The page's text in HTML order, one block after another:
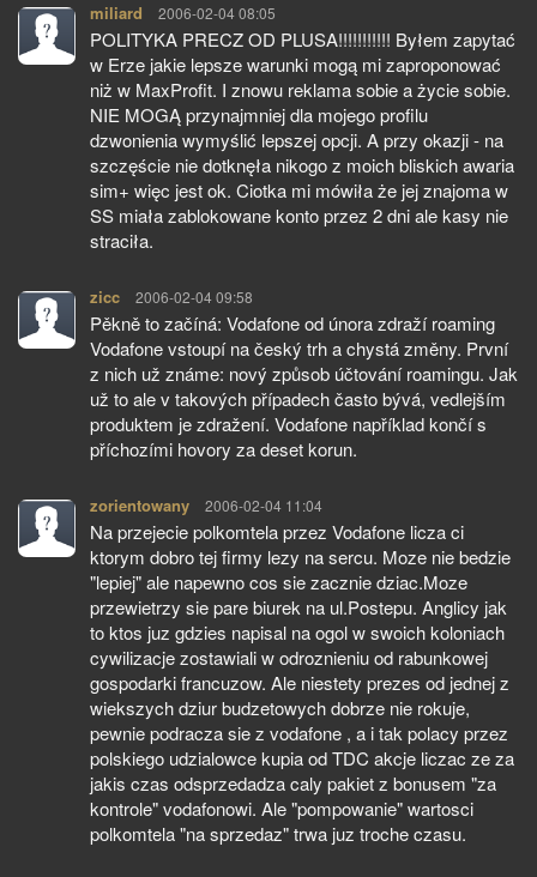
miliard pisze:
2006-02-04 08:05
POLITYKA PRECZ OD PLUSA!!!!!!!!!!! Byłem zapytać
w Erze jakie lepsze warunki mogą mi zaproponować
niż w MaxProfit. I znowu reklama sobie a życie sobie.
NIE MOGĄ przynajmniej dla mojego profilu
dzwonienia wymyślić lepszej opcji. A przy okazji - na
szczęście nie dotknęła nikogo z moich bliskich awaria
sim+ więc jest ok. Ciotka mi mówiła że jej znajoma w
SS miała zablokowane konto przez 2 dni ale kasy nie
straciła.
zicc pisze:
2006-02-04 09:58
Pěkně to začíná: Vodafone od února zdraží roaming
Vodafone vstoupí na český trh a chystá změny. První
z nich už známe: nový způsob účtování roamingu. Jak
už to ale v takových případech často bývá, vedlejším
produktem je zdražení. Vodafone například končí s
příchozími hovory za deset korun.
zorientowany pisze:
2006-02-04 11:04
Na przejecie polkomtela przez Vodafone licza ci
ktorym dobro tej firmy lezy na sercu. Moze nie bedzie
"lepiej" ale napewno cos sie zacznie dziac.Moze
przewietrzy sie pare biurek na ul.Postepu. Anglicy jak
to ktos juz gdzies napisal na ogol w swoich koloniach
cywilizacje zostawiali w odroznieniu od rabunkowej
gospodarki francuzow. Ale niestety prezes od jednej z
wiekszych dziur budzetowych dobrze nie rokuje,
pewnie podracza sie z vodafone , a i tak polacy przez
polskiego udzialowce kupia od TDC akcje liczac ze za
jakis czas odsprzedadza caly pakiet z bonusem "za
kontrole" vodafonowi. Ale "pompowanie" wartosci
polkomtela "na sprzedaz" trwa juz troche czasu.